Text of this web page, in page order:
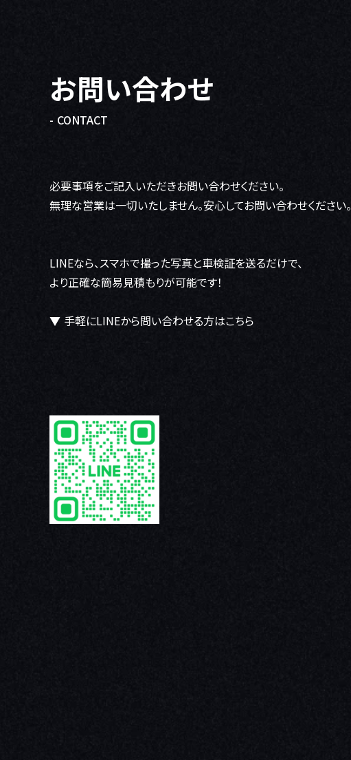
お問い合わせ
- CONTACT
必要事項をご記入いただきお問い合わせください。
無理な営業は一切いたしません。安心してお問い合わせください。
LINEなら、スマホで撮った写真と車検証を送るだけで、
より正確な簡易見積もりが可能です！
▼ 手軽にLINEから問い合わせる方はこちら